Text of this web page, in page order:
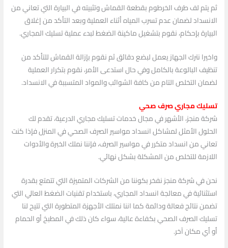
ثم يتم لف طرف الخرطوم بقطعة القماش وتثبيته في البيارة التي تعاني من
الانسداد لضمان عدم تسرب المياه أثناء العملية وبعد التأكد من إغلاق
البيارة بإحكام، نقوم بتشغيل ماكينة الضغط لبدء عملية تسليك المجاري.
واخيرا نترك الجهاز يعمل لبضع دقائق ثم نقوم بإزالة القماش للتأكد من
تنظيف البالوعة بالكامل وفي حال استدعى الأمر، نقوم بتكرار العملية
لضمان التخلص التام من كافة الشوائب والمواد المتسببة في الانسداد.
تسليك مجاري صرف صحي
شركة منجز، الأشهر في مجال خدمات تسليك مجاري الدرعية، تقدم لك
الحلول الأمثل لمشاكل انسداد مواسير الصرف الصحي في المنزل فإذا كنت
تعاني من انسداد متكرر في مواسير الصرف، فإننا نملك الخبرة والأدوات
اللازمة للتخلص من المشكلة بشكل نهائي.
نحن في شركة منجز نفخر بكوننا من الشركات المتميزة التي تتمتع بقدرة
استثنائية في معالجة انسداد المجاري، باستخدام تقنيات الضغط العالي التي
تضمن نتائج فعالة ودائمة كما اننا نمتلك الأجهزة المتطورة التي تتيح لنا
تسليك الصرف الصحي بكفاءة عالية، سواء كان ذلك في المطبخ أو الحمام
أو أي مكان آخر.